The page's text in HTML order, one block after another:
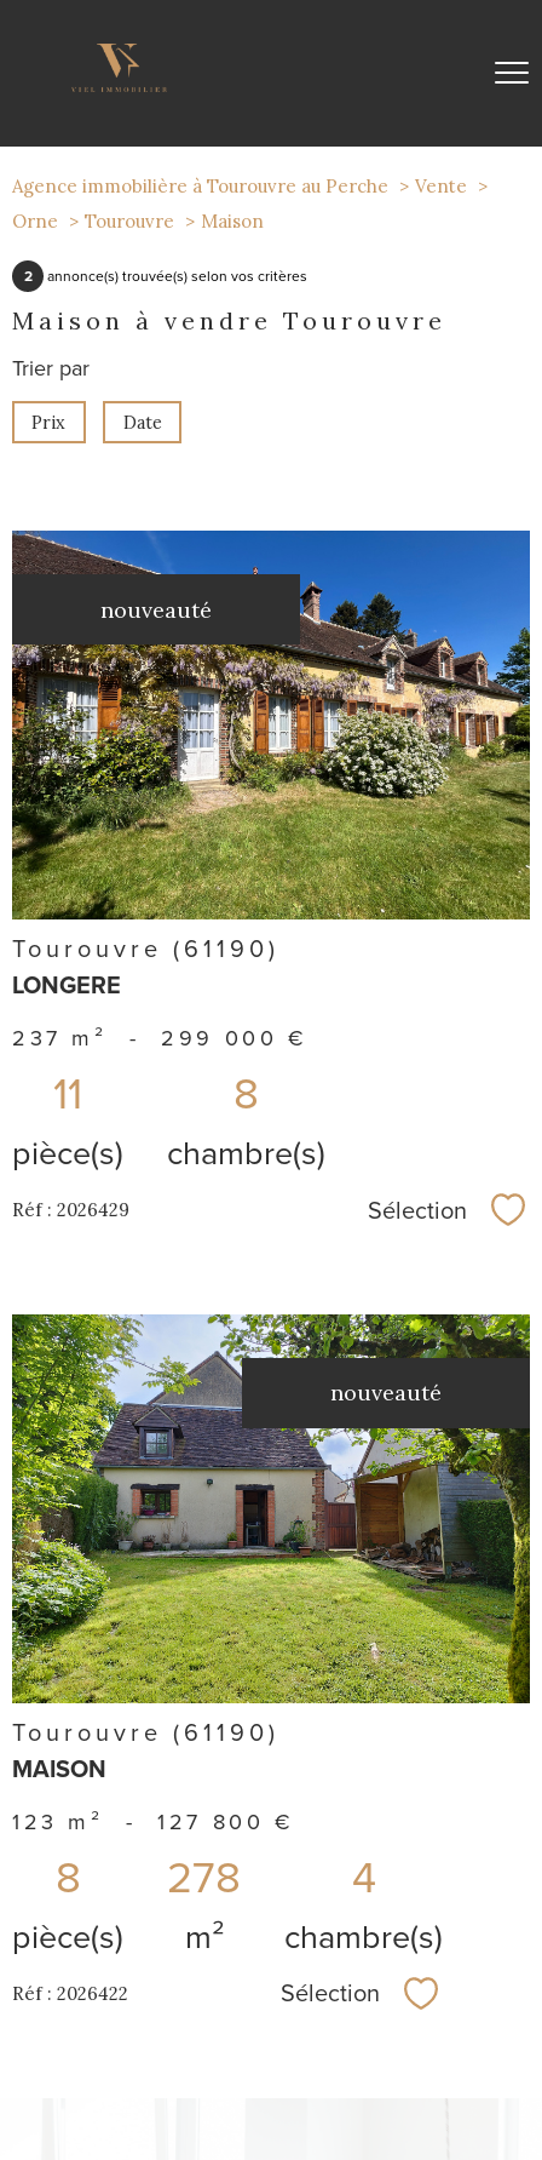
Agence immobilière à Tourouvre au Perche
Vente
Orne
Tourouvre Maison
2 annonce(s) trouvée(s) selon vos critères
Maison à vendre Tourouvre
Trier par
Prix Date
nouveauté
voir le
bien
Tourouvre (61190)
LONGERE
237 m² - 299 000 €
11
pièce(s)
8
chambre(s)
Réf : 2026429 Sélection
nouveauté
voir le
bien
Tourouvre (61190)
MAISON
123 m² - 127 800 €
8
pièce(s)
278
m²
4
chambre(s)
Réf : 2026422 Sélection Sélectionner